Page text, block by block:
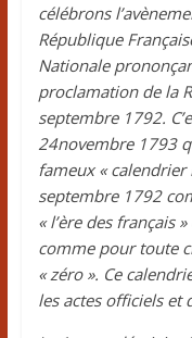
célébrons
République
Nationale
proclamation de la
septembre 1792.
24novembre 1793
fameux «
septembre 1792
« l’ère des français
comme pour toute
« zéro ». Ce
les actes officiels et